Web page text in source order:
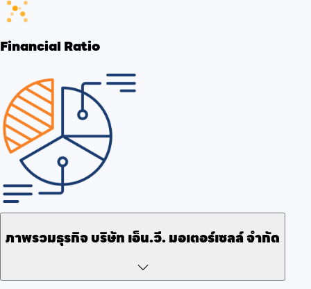
Financial Ratio
ภาพรวมธุรกิจบริษัท เอ็น.วี. มอเตอร์เซลล์ จำกัด